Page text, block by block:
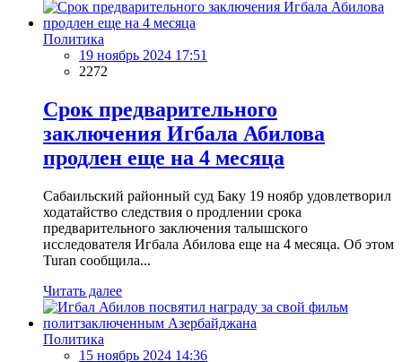
Политика
19 ноябрь 2024 17:51
2272
Срок предварительного
заключения Игбала Абилова
продлен еще на 4 месяца
Сабаильский районный суд Баку 19 ноябр удовлетворил
ходатайство следствия о продлении срока
предварительного заключения талышского
исследователя Игбала Абилова еще на 4 месяца. Об этом
Turan сообщила...
Читать далее
Политика
15 ноябрь 2024 14:36